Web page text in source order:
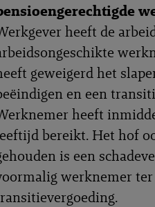
heeft de
geweigerd het
en een
heeft
bereikt. Het hof
is een
werknemer